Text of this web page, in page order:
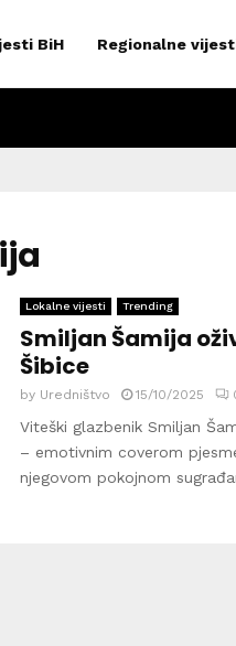
BiH Regionalne
Lokalne vijesti Trending
Smiljan Šamija
Šibice
by Uredništvo 15/10/2025
Viteški glazbenik Smiljan
– emotivnim coverom
njegovom pokojnom